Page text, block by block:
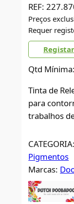
REF:
Preços
Requer
Qtd
Tinta de
para
trabalhos
CATEGORIA:
Pigmentos
Marcas: